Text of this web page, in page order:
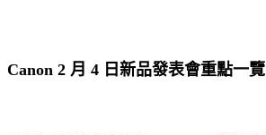
Canon 2 月 4 日新品發表會重點一覽